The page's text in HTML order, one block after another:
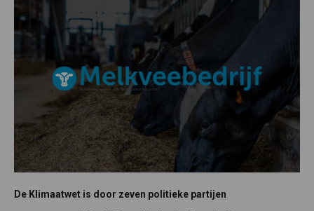
De Klimaatwet is door zeven politieke partijen